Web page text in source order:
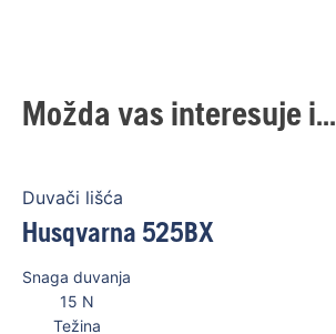
Možda vas interesuje i...
Duvači lišća
Husqvarna 525BX
Snaga duvanja
15 N
Težina